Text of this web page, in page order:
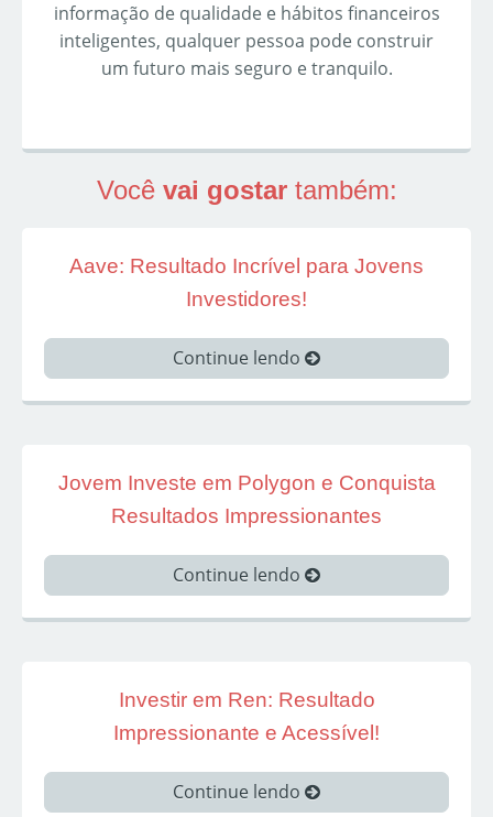
informação de qualidade e hábitos financeiros
inteligentes, qualquer pessoa pode construir
um futuro mais seguro e tranquilo.
Você vai gostartambém:
Aave: Resultado Incrível para Jovens
Investidores!
Continue lendo
Jovem Investe em Polygon e Conquista
Resultados Impressionantes
Continue lendo
Investir em Ren: Resultado
Impressionante e Acessível!
Continue lendo